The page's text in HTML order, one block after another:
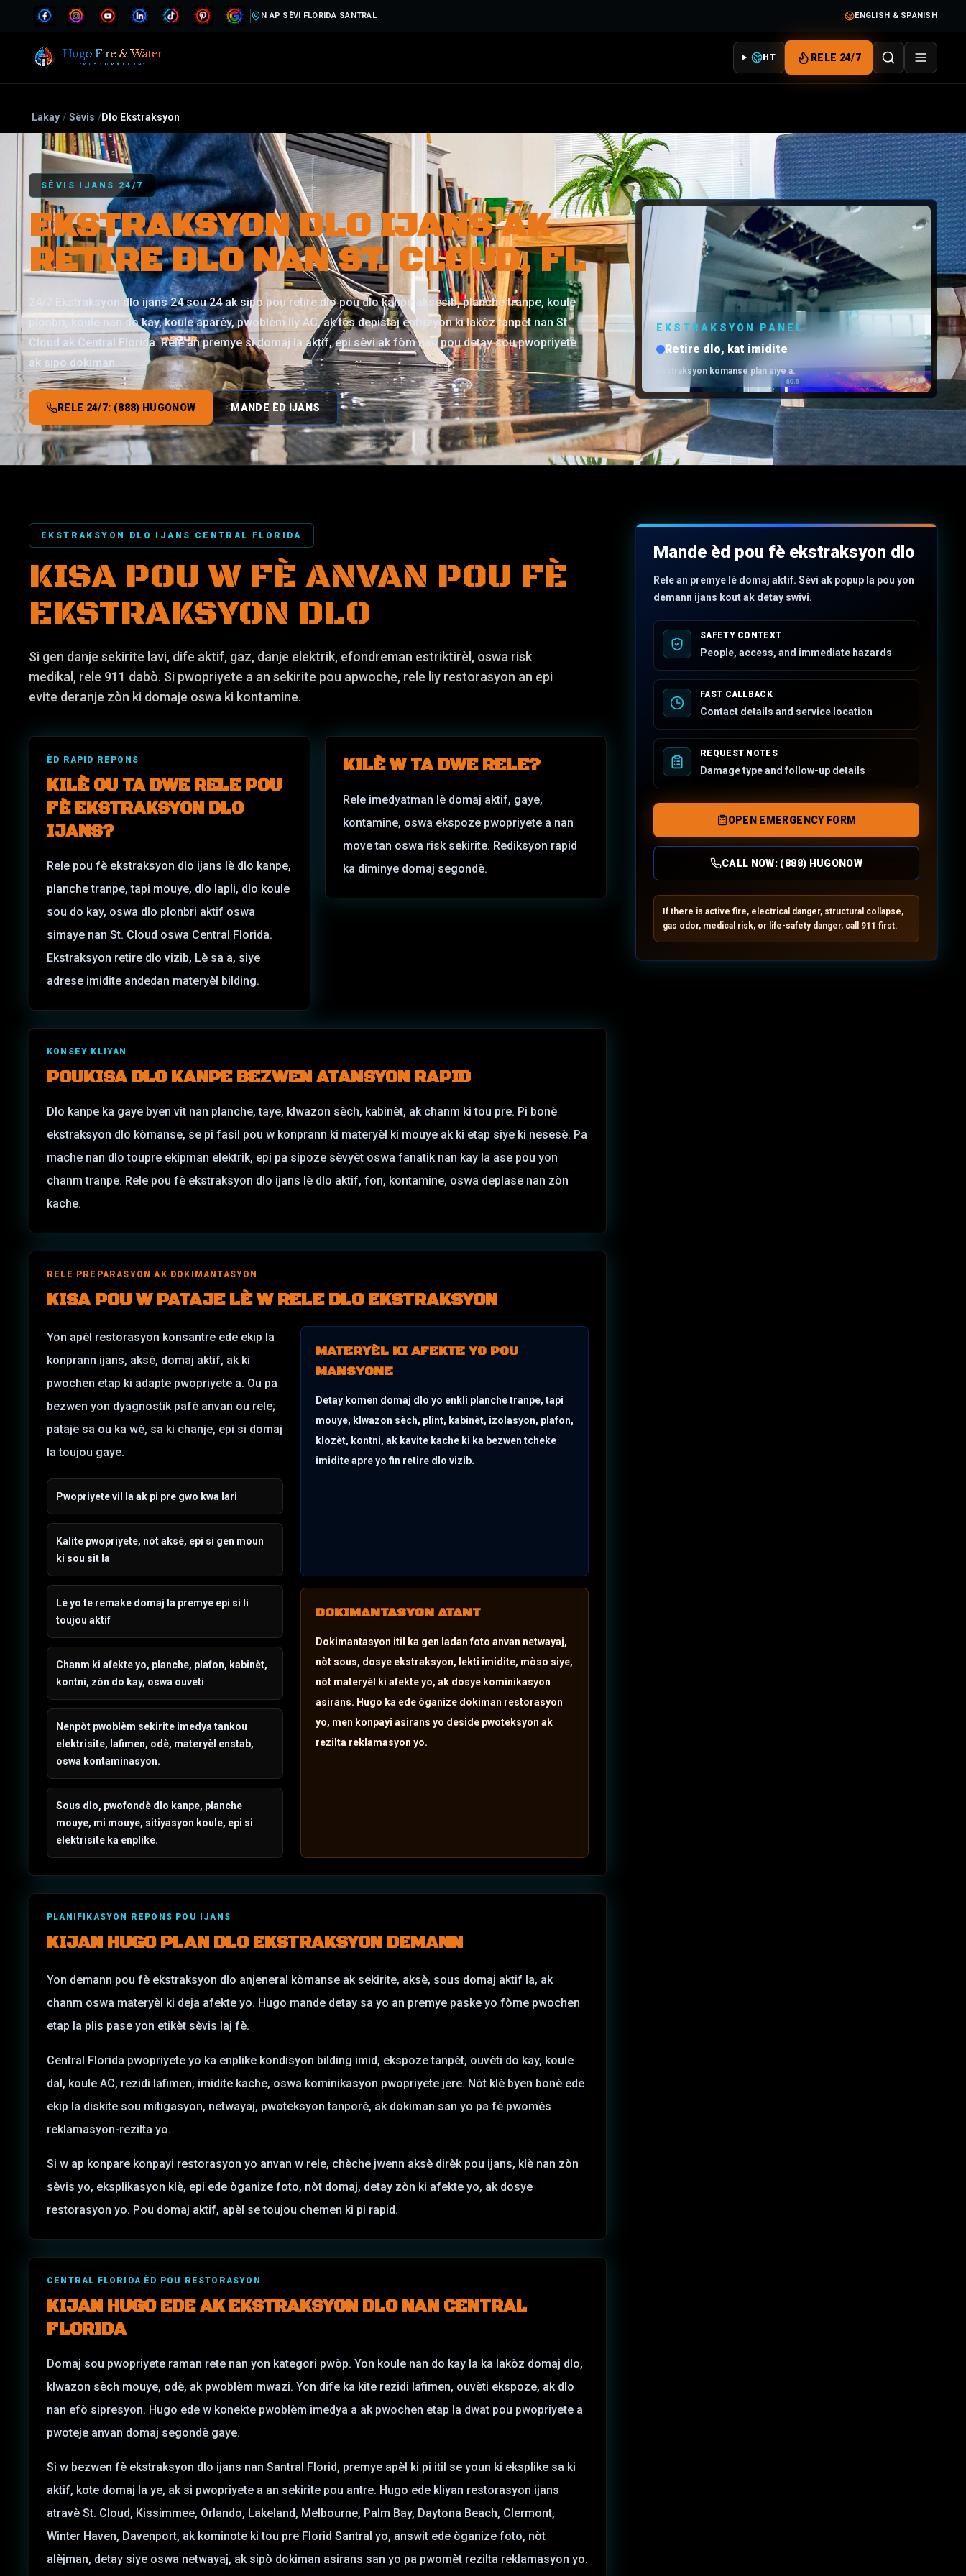
N AP SÈVI FLORIDA SANTRAL ENGLISH & SPANISH
HT RELE 24/7
Lakay / Sèvis /Dlo Ekstraksyon
SÈVIS IJANS 24/7
EKSTRAKSYON DLO IJANS AK
RETIRE DLO NAN ST. CLOUD, FL
24/7 Ekstraksyon dlo ijans 24 sou 24 ak sipò pou retire dlo pou dlo kanpe aksesib, planche tranpe, koule
plonbri, koule nan do kay, koule aparèy, pwoblèm liy AC, ak tès depistaj entrizyon ki lakòz tanpèt nan St.
Cloud ak Central Florida. Rele an premye si domaj la aktif, epi sèvi ak fòm nan pou detay sou pwopriyete
ak sipò dokiman.
RELE 24/7: (888) HUGONOW MANDE ÈD IJANS
EKSTRAKSYON PANEL
Retire dlo, kat imidite
Ekstraksyon kòmanse plan siye a.
EKSTRAKSYON DLO IJANS CENTRAL FLORIDA
KISA POU W FÈ ANVAN POU FÈ
EKSTRAKSYON DLO
Si gen danje sekirite lavi, dife aktif, gaz, danje elektrik, efondreman estriktirèl, oswa risk
medikal, rele 911 dabò. Si pwopriyete a an sekirite pou apwoche, rele liy restorasyon an epi
evite deranje zòn ki domaje oswa ki kontamine.
ÈD RAPID REPONS
KILÈ OU TA DWE RELE POU
FÈ EKSTRAKSYON DLO
IJANS?
Rele pou fè ekstraksyon dlo ijans lè dlo kanpe,
planche tranpe, tapi mouye, dlo lapli, dlo koule
sou do kay, oswa dlo plonbri aktif oswa
simaye nan St. Cloud oswa Central Florida.
Ekstraksyon retire dlo vizib, Lè sa a, siye
adrese imidite andedan materyèl bilding.
KILÈ W TA DWE RELE?
Rele imedyatman lè domaj aktif, gaye,
kontamine, oswa ekspoze pwopriyete a nan
move tan oswa risk sekirite. Rediksyon rapid
ka diminye domaj segondè.
KONSEY KLIYAN
POUKISA DLO KANPE BEZWEN ATANSYON RAPID
Dlo kanpe ka gaye byen vit nan planche, taye, klwazon sèch, kabinèt, ak chanm ki tou pre. Pi bonè
ekstraksyon dlo kòmanse, se pi fasil pou w konprann ki materyèl ki mouye ak ki etap siye ki nesesè. Pa
mache nan dlo toupre ekipman elektrik, epi pa sipoze sèvyèt oswa fanatik nan kay la ase pou yon
chanm tranpe. Rele pou fè ekstraksyon dlo ijans lè dlo aktif, fon, kontamine, oswa deplase nan zòn
kache.
RELE PREPARASYON AK DOKIMANTASYON
KISA POU W PATAJE LÈ W RELE DLO EKSTRAKSYON
Yon apèl restorasyon konsantre ede ekip la
konprann ijans, aksè, domaj aktif, ak ki
pwochen etap ki adapte pwopriyete a. Ou pa
bezwen yon dyagnostik pafè anvan ou rele;
pataje sa ou ka wè, sa ki chanje, epi si domaj
la toujou gaye.
Pwopriyete vil la ak pi pre gwo kwa lari
Kalite pwopriyete, nòt aksè, epi si gen moun
ki sou sit la
Lè yo te remake domaj la premye epi si li
toujou aktif
Chanm ki afekte yo, planche, plafon, kabinèt,
kontni, zòn do kay, oswa ouvèti
Nenpòt pwoblèm sekirite imedya tankou
elektrisite, lafimen, odè, materyèl enstab,
oswa kontaminasyon.
Sous dlo, pwofondè dlo kanpe, planche
mouye, mi mouye, sitiyasyon koule, epi si
elektrisite ka enplike.
MATERYÈL KI AFEKTE YO POU
MANSYONE
Detay komen domaj dlo yo enkli planche tranpe, tapi
mouye, klwazon sèch, plint, kabinèt, izolasyon, plafon,
klozèt, kontni, ak kavite kache ki ka bezwen tcheke
imidite apre yo fin retire dlo vizib.
DOKIMANTASYON ATANT
Dokimantasyon itil ka gen ladan foto anvan netwayaj,
nòt sous, dosye ekstraksyon, lekti imidite, mòso siye,
nòt materyèl ki afekte yo, ak dosye kominikasyon
asirans. Hugo ka ede òganize dokiman restorasyon
yo, men konpayi asirans yo deside pwoteksyon ak
rezilta reklamasyon yo.
PLANIFIKASYON REPONS POU IJANS
KIJAN HUGO PLAN DLO EKSTRAKSYONDEMANN
Yon demann pou fè ekstraksyon dlo anjeneral kòmanse ak sekirite, aksè, sous domaj aktif la, ak
chanm oswa materyèl ki deja afekte yo. Hugo mande detay sa yo an premye paske yo fòme pwochen
etap la plis pase yon etikèt sèvis laj fè.
Central Florida pwopriyete yo ka enplike kondisyon bilding imid, ekspoze tanpèt, ouvèti do kay, koule
dal, koule AC, rezidi lafimen, imidite kache, oswa kominikasyon pwopriyete jere. Nòt klè byen bonè ede
ekip la diskite sou mitigasyon, netwayaj, pwoteksyon tanporè, ak dokiman san yo pa fè pwomès
reklamasyon-rezilta yo.
Si w ap konpare konpayi restorasyon yo anvan w rele, chèche jwenn aksè dirèk pou ijans, klè nan zòn
sèvis yo, eksplikasyon klè, epi ede òganize foto, nòt domaj, detay zòn ki afekte yo, ak dosye
restorasyon yo. Pou domaj aktif, apèl se toujou chemen ki pi rapid.
CENTRAL FLORIDA ÈD POU RESTORASYON
KIJAN HUGO EDE AK EKSTRAKSYON DLO NAN CENTRAL
FLORIDA
Domaj sou pwopriyete raman rete nan yon kategori pwòp. Yon koule nan do kay la ka lakòz domaj dlo,
klwazon sèch mouye, odè, ak pwoblèm mwazi. Yon dife ka kite rezidi lafimen, ouvèti ekspoze, ak dlo
nan efò sipresyon. Hugo ede w konekte pwoblèm imedya a ak pwochen etap la dwat pou pwopriyete a
pwoteje anvan domaj segondè gaye.
Si w bezwen fè ekstraksyon dlo ijans nan Santral Florid, premye apèl ki pi itil se youn ki eksplike sa ki
aktif, kote domaj la ye, ak si pwopriyete a an sekirite pou antre. Hugo ede kliyan restorasyon ijans
atravè St. Cloud, Kissimmee, Orlando, Lakeland, Melbourne, Palm Bay, Daytona Beach, Clermont,
Winter Haven, Davenport, ak kominote ki tou pre Florid Santral yo, answit ede òganize foto, nòt
alèjman, detay siye oswa netwayaj, ak sipò dokiman asirans san yo pa pwomèt rezilta reklamasyon yo.
Mande èd pou fè ekstraksyon dlo
Rele an premye lè domaj aktif. Sèvi ak popup la pou yon
demann ijans kout ak detay swivi.
SAFETY CONTEXT
People, access, and immediate hazards
FAST CALLBACK
Contact details and service location
REQUEST NOTES
Damage type and follow-up details
OPEN EMERGENCY FORM
CALL NOW: (888) HUGONOW
If there is active fire, electrical danger, structural collapse,
gas odor, medical risk, or life-safety danger, call 911 first.